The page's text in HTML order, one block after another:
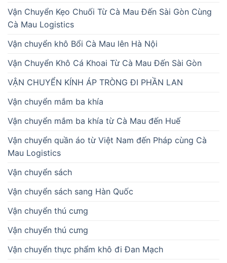
Vận Chuyển Kẹo Chuối Từ Cà Mau Đến Sài Gòn Cùng
Cà Mau Logistics
Vận chuyển khô Bổi Cà Mau lên Hà Nội
Vận Chuyển Khô Cá Khoai Từ Cà Mau Đến Sài Gòn
VẬN CHUYỂN KÍNH ÁP TRÒNG ĐI PHẦN LAN
Vận chuyển mắm ba khía
Vận chuyển mắm ba khía từ Cà Mau đến Huế
Vận chuyển quần áo từ Việt Nam đến Pháp cùng Cà
Mau Logistics
Vận chuyển sách
Vận chuyển sách sang Hàn Quốc
Vận chuyển thú cưng
Vận chuyển thú cưng
Vận chuyển thực phẩm khô đi Đan Mạch